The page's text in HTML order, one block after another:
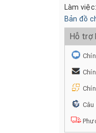
Làm
Bản đồ
Hỗ trợ